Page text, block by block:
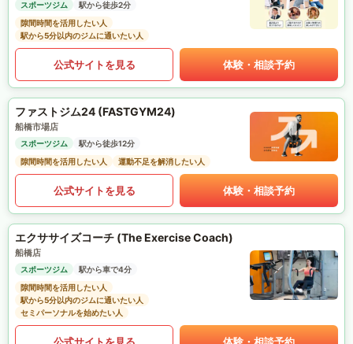
スポーツジム
駅から徒歩2分
隙間時間を活用したい人
駅から5分以内のジムに通いたい人
公式サイトを見る 体験・相談予約
ファストジム24 (FASTGYM24)
船橋市場店
スポーツジム
駅から徒歩12分
隙間時間を活用したい人
運動不足を解消したい人
公式サイトを見る 体験・相談予約
エクササイズコーチ (The Exercise Coach)
船橋店
スポーツジム
駅から車で4分
隙間時間を活用したい人
駅から5分以内のジムに通いたい人
セミパーソナルを始めたい人